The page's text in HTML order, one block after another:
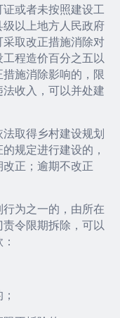
或者未按照建设工
以上地方人民政府
取改正措施消除对
程造价百分之五以
施消除影响的，限
收入，可以并处建
取得乡村建设规划
规定进行建设的，
正；逾期不改正
为之一的，由所在
令限期拆除，可以